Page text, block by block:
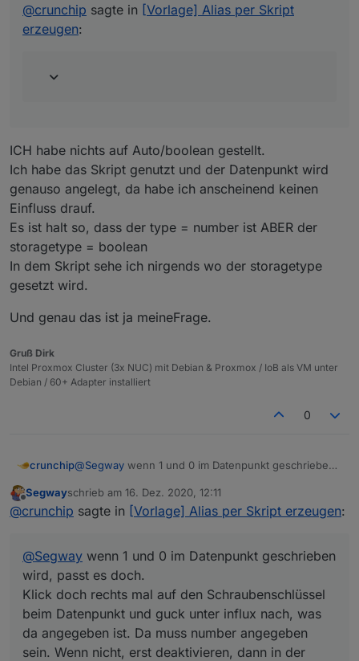
Ich verwende Influx nicht, kenne mich also auch nicht
aus.
@crunchip
Influx/Grafana nicht mehr und dir wird "no data"
angezeigt.
@crunchip sagte in [Vorlage] Alias per Skript
erzeugen:
ICH habe nichts auf Auto/boolean gestellt.
Ich habe das Skript genutzt und der Datenpunkt wird
genauso angelegt, da habe ich anscheinend keinen
Einfluss drauf.
Es ist halt so, dass der type = number ist ABER der
storagetype = boolean
In dem Skript sehe ich nirgends wo der storagetype
gesetzt wird.
Und genau das ist ja meineFrage.
Gruß Dirk
Intel Proxmox Cluster (3x NUC) mit Debian & Proxmox / IoB als VM unter
Debian / 60+ Adapter installiert
0
crunchip@Segway wenn 1 und 0 im Datenpunkt geschrieben
Klick doch rechts mal auf den Schraubenschlüssel
beim Datenpunkt und guck unter influx nach, was da
DP löschen, dann das loggen (Number) wieder
aktivieren.
Offline
Segwayschrieb am 16. Dez. 2020, 12:11
zuletzt editiert von
@crunchip sagte in [Vorlage] Alias per Skript erzeugen:
@Segway wenn 1 und 0 im Datenpunkt geschrieben
wird, passt es doch.
Klick doch rechts mal auf den Schraubenschlüssel
beim Datenpunkt und guck unter influx nach, was
da angegeben ist. Da muss number angegeben
sein. Wenn nicht, erst deaktivieren, dann in der